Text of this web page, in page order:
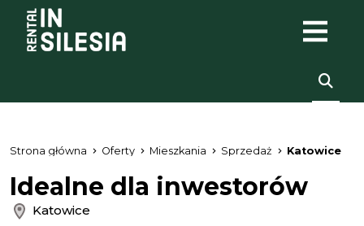
Strona główna Oferty Mieszkania Sprzedaż Katowice
Idealne dla inwestorów
Katowice